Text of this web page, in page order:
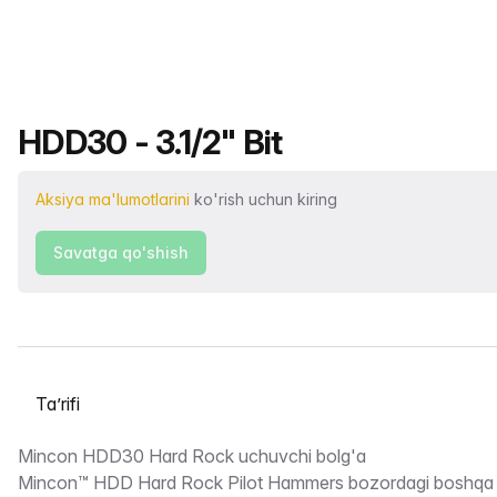
Mahsulot nomi
HDD30 - 3.1/2" Bit
Aksiya ma'lumotlarini ko'rish uchun kiring
Savatga qo'shish
Yorliqni tanlash
Taʼrifi
Mincon HDD30 Hard Rock uchuvchi bolg'a
Mincon™ HDD Hard Rock Pilot Hammers bozordagi